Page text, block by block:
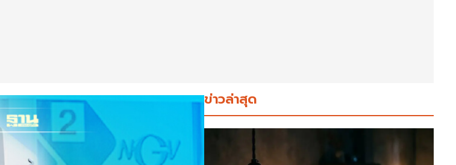
ข่าวล่าสุด